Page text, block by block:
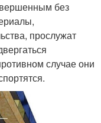
без
прослужат
случае они